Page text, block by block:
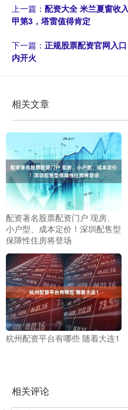
上一篇： 配资大全 米兰夏窗收
甲第3，塔雷值得肯定
下一篇： 正规股票配资官网入
内开火
相关文章
配资著名股票配资门户 现房、
小户型、成本定价！深圳配售型
保障性住房将登场
杭州配资平台有哪些 随着大连1
相关评论